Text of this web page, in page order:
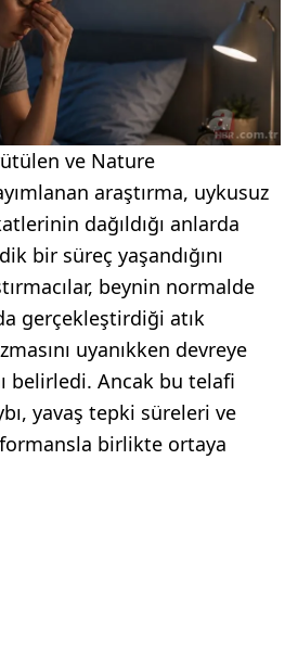
ve Nature
araştırma, uykusuz
dağıldığı anlarda
bir süreç yaşandığını
beynin normalde
gerçekleştirdiği atık
uyanıkken devreye
belirledi. Ancak bu telafi
yavaş tepki süreleri ve
birlikte ortaya